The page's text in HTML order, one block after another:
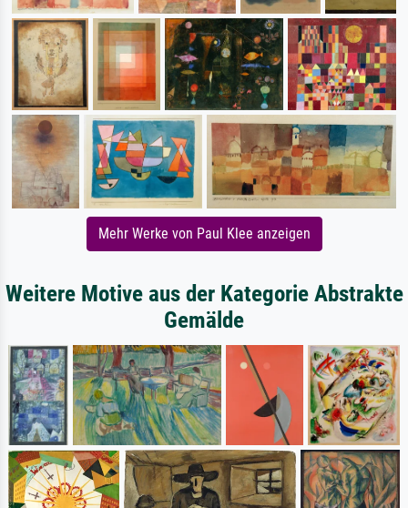
Mehr Werke von Paul Klee anzeigen
Weitere Motive aus der Kategorie Abstrakte
Gemälde